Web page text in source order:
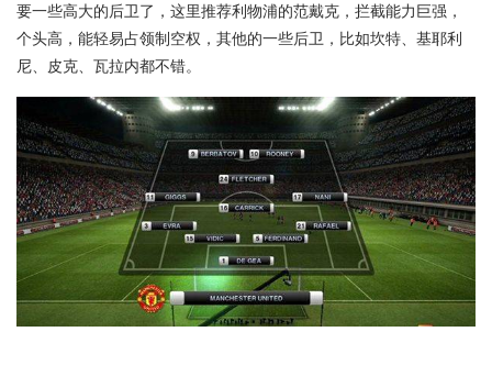
要一些高大的后卫了，这里推荐利物浦的范戴克，拦截能力巨强，
个头高，能轻易占领制空权，其他的一些后卫，比如坎特、基耶利
尼、皮克、瓦拉内都不错。